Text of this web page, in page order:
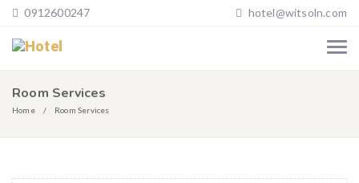
0912600247 hotel@witsoln.com
Room Services
Home Room Services